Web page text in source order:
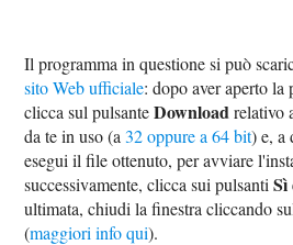
Il programma in questione si può
sito Web ufficiale: dopo aver aperto la
clicca sul pulsanteDownload relativo
da te in uso (a32 oppure a 64 bit) e, a
esegui il file ottenuto, per avviare
successivamente, clicca sui pulsantiSì
ultimata, chiudi la finestra cliccando
(maggiori info qui).